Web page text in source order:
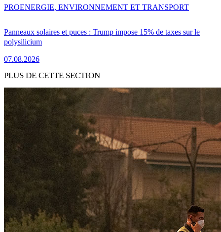
Panneaux solaires et puces : Trump impose 15% de taxes sur le
polysilicium
07.08.2026
PROENERGIE, ENVIRONNEMENT ET TRANSPORT
PLUS DE CETTE SECTION